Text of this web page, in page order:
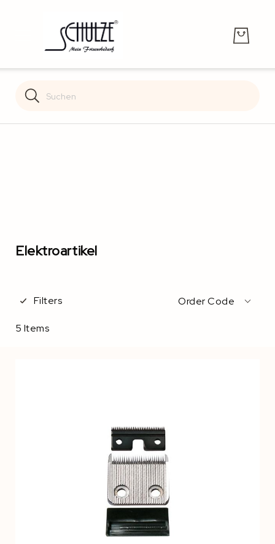
Search
Search
Elektroartikel
5 Items
Filters Order Code